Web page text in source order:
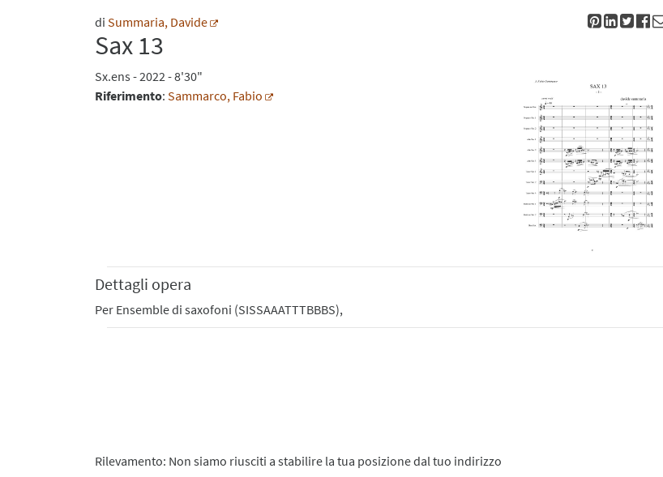
di Summaria, Davide
Sax 13
Sx.ens - 2022 - 8'30"
Riferimento: Sammarco, Fabio
Dettagli opera
Per Ensemble di saxofoni (SISSAAATTTBBBS),
Rilevamento: Non siamo riusciti a stabilire la tua posizione dal tuo indirizzo